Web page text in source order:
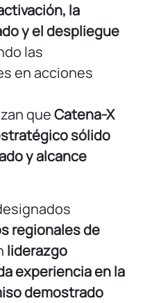
la
y el despliegue
las
en acciones
queCatena-X
sólido
y alcance
regionales de
liderazgo
experiencia en la
demostrado